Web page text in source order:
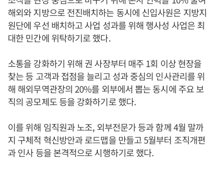
해외와 지방으로 전진배치하는 동시에 신입사원은 지방지
원단에 우선 배치하고 사업 성과를 위해 행사성 사업은 최
대한 민간에 위탁하기로 했다.
소통을 강화하기 위해 권 사장부터 매주 1회 이상 현장을
찾는 등 고객과 접점을 늘리고 성과 중심의 인사관리를 위
해 해외무역관장의 20%를 외부에서 뽑는 동시에 주요 보
직의 공모제도 등을 강화하기로 했다.
이를 위해 임직원과 노조, 외부전문가 등과 함께 4월 말까
지 구체적 혁신방안과 로드맵을 만들고 5월부터 조직개편
과 인사 등을 본격적으로 시행하기로 했다.